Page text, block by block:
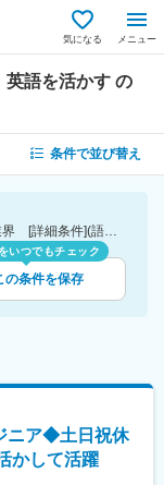
気になる メニュー
英語を活かす の
条件で並び替え
[勤務地]福島県 [業種]メーカー（機械・電気）業界 [詳細条件](語学)英語を活かす
いつでもチェック
の条件を保存
ニア◆土日祝休
かして活躍